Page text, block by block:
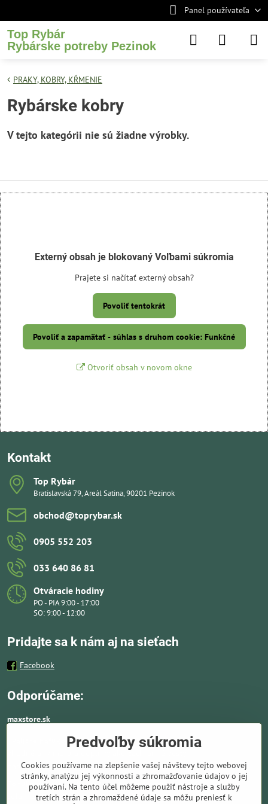
Panel používateľa
Top Rybár
Rybárske potreby Pezinok
PRAKY, KOBRY, KŔMENIE
Rybárske kobry
Externý obsah je blokovaný Voľbami súkromia
Prajete si načítať externý obsah?
Povoliť tentokrát
Povoliť a zapamätať - súhlas s druhom cookie: Funkčné
Otvoriť obsah v novom okne
Kontakt
Top Rybár
Bratislavská 79, Areál Satina, 90201 Pezinok
obchod​@toprybar​.sk
0905 552 203
033 640 86 81
Otváracie hodiny
PO - PIA 9:00 - 17:00
SO: 9:00 - 12:00
Pridajte sa k nám aj na sieťach
Facebook
Odporúčame:
maxstore.sk
Kvalitné nafukovacie člny a lodné elektromotory
vhodné aj k moru a doplnky ako záchranné vesty,
pádla, kotvy a vybavenie pre vodnú turistiku.
Ponúkame solárne panely a nabíjače. Kompletné
solárne systémy ideálne pre lode, karavany,
Predvoľby súkromia
Cookies používame na zlepšenie vašej návštevy tejto webovej
stránky, analýzu jej výkonnosti a zhromažďovanie údajov o jej
používaní. Na tento účel môžeme použiť nástroje a služby
tretích strán a zhromaždené údaje sa môžu preniesť k